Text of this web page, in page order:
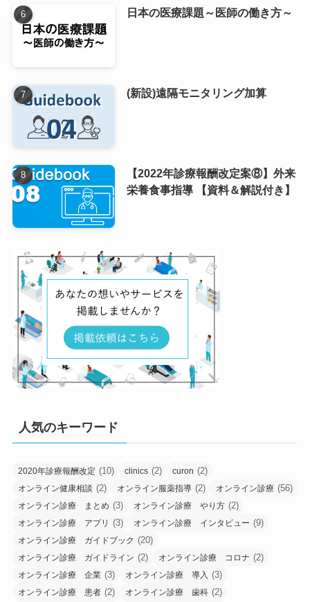
日本の医療課題～医師の働き方～
(新設)遠隔モニタリング加算
【2022年診療報酬改定案⑧】外来
栄養食事指導 【資料＆解説付き】
人気のキーワード
2020年診療報酬改定 (10) clinics (2) curon (2)
オンライン健康相談 (2) オンライン服薬指導 (2) オンライン診療 (56)
オンライン診療 まとめ (3) オンライン診療 やり方 (2)
オンライン診療 アプリ (3) オンライン診療 インタビュー (9)
オンライン診療 ガイドブック (20)
オンライン診療 ガイドライン (2) オンライン診療 コロナ (2)
オンライン診療 企業 (3) オンライン診療 導入 (3)
オンライン診療 患者 (2) オンライン診療 歯科 (2)